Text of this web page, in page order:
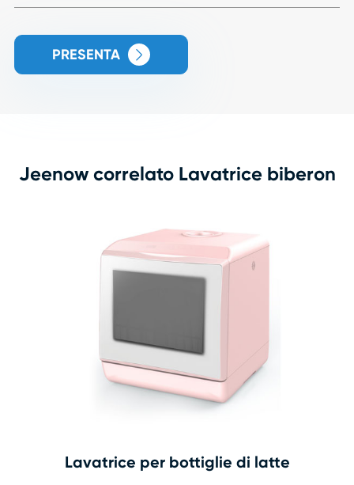
PRESENTA 
Jeenow correlato Lavatrice biberon
Lavatrice per bottiglie di latte